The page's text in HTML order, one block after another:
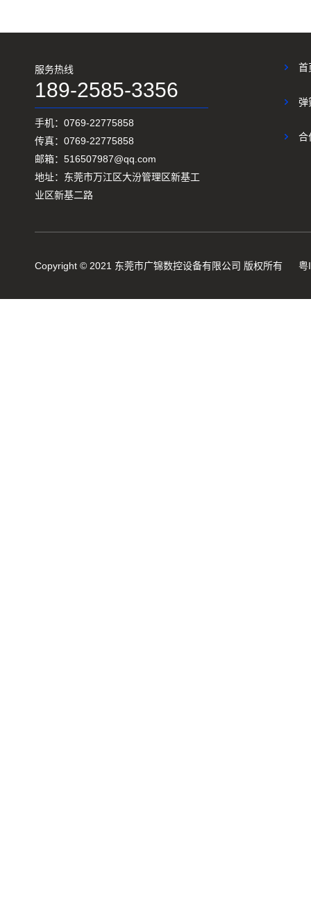
服务热线
189-2585-3356
手机：0769-22775858
传真：0769-22775858
邮箱：516507987@qq.com
地址：东莞市万江区大汾管理区新基工
业区新基二路
首
弹
合
Copyright © 2021 东莞市广锦数控设备有限公司 版权所有 粤